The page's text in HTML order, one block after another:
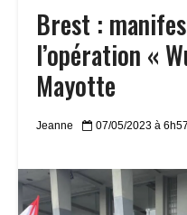
Brest :
l’opération «
Mayotte
Jeanne 07/05/2023 à 6h57